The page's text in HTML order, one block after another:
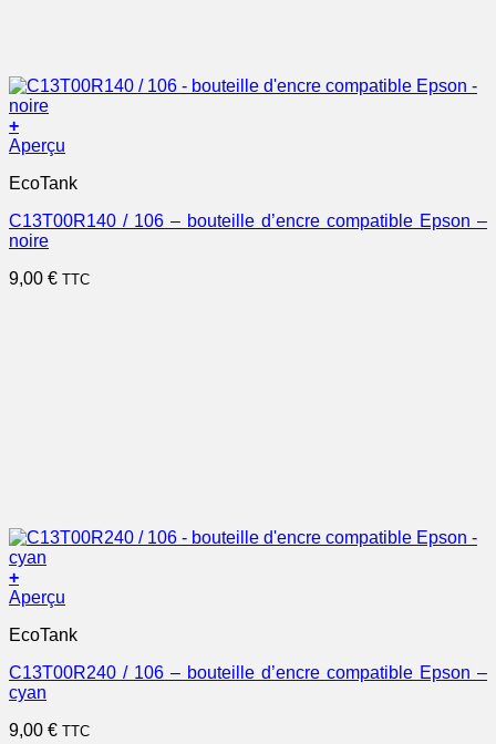
+
Aperçu
EcoTank
C13T00R140 / 106 – bouteille d’encre compatible Epson –
noire
9,00 € TTC
+
Aperçu
EcoTank
C13T00R240 / 106 – bouteille d’encre compatible Epson –
cyan
9,00 € TTC